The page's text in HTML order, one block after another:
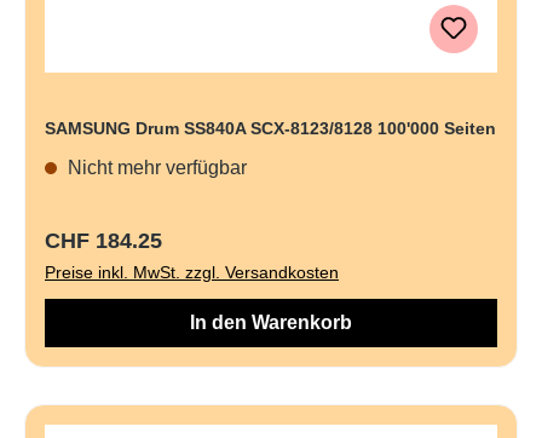
SAMSUNG Drum SS840A SCX-8123/8128 100'000 Seiten
Nicht mehr verfügbar
Regulärer Preis:
CHF 184.25
Preise inkl. MwSt. zzgl. Versandkosten
In den Warenkorb